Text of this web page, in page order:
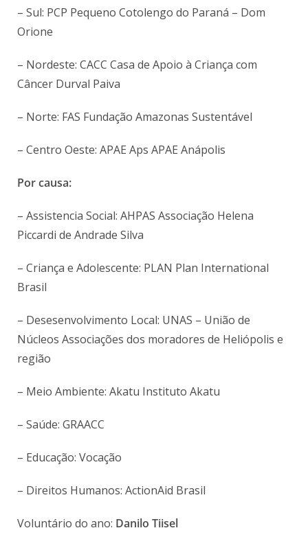
– Sul: PCP Pequeno Cotolengo do Paraná – Dom
Orione
– Nordeste: CACC Casa de Apoio à Criança com
Câncer Durval Paiva
– Norte: FAS Fundação Amazonas Sustentável
– Centro Oeste: APAE Aps APAE Anápolis
Por causa:
– Assistencia Social: AHPAS Associação Helena
Piccardi de Andrade Silva
– Criança e Adolescente: PLAN Plan International
Brasil
– Desesenvolvimento Local: UNAS – União de
Núcleos Associações dos moradores de Heliópolis e
região
– Meio Ambiente: Akatu Instituto Akatu
– Saúde: GRAACC
– Educação: Vocação
– Direitos Humanos: ActionAid Brasil
Voluntário do ano: Danilo Tiisel